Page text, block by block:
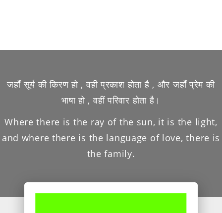
जहाँ सूर्य की किरण हो , वही प्रकाश होता है , और जहाँ प्रेम की
भाषा हो , वहीं परिवार होता है।
Where there is the ray of the sun, it is the light,
and where there is the language of love, there is
the family.